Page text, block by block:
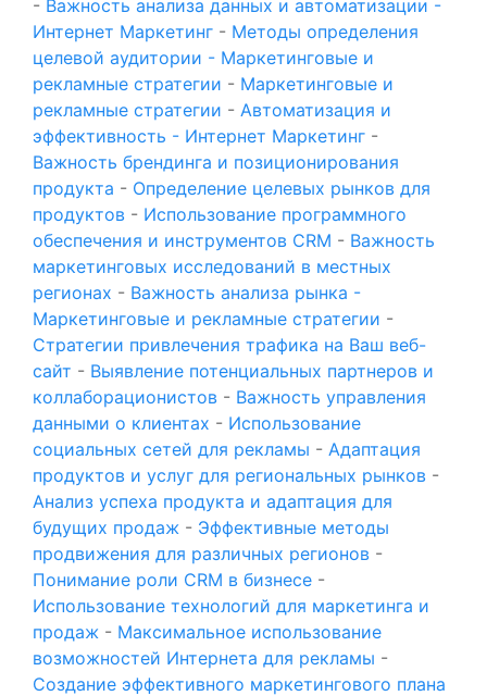
- Важность анализа данных и автоматизации -
Интернет Маркетинг - Методы определения
целевой аудитории - Маркетинговые и
рекламные стратегии - Маркетинговые и
рекламные стратегии - Автоматизация и
эффективность - Интернет Маркетинг -
Важность брендинга и позиционирования
продукта - Определение целевых рынков для
продуктов - Использование программного
обеспечения и инструментов CRM - Важность
маркетинговых исследований в местных
регионах - Важность анализа рынка -
Маркетинговые и рекламные стратегии -
Стратегии привлечения трафика на Ваш веб-
сайт - Выявление потенциальных партнеров и
коллаборационистов - Важность управления
данными о клиентах - Использование
социальных сетей для рекламы - Адаптация
продуктов и услуг для региональных рынков -
Анализ успеха продукта и адаптация для
будущих продаж - Эффективные методы
продвижения для различных регионов -
Понимание роли CRM в бизнесе -
Использование технологий для маркетинга и
продаж - Максимальное использование
возможностей Интернета для рекламы -
Создание эффективного маркетингового плана